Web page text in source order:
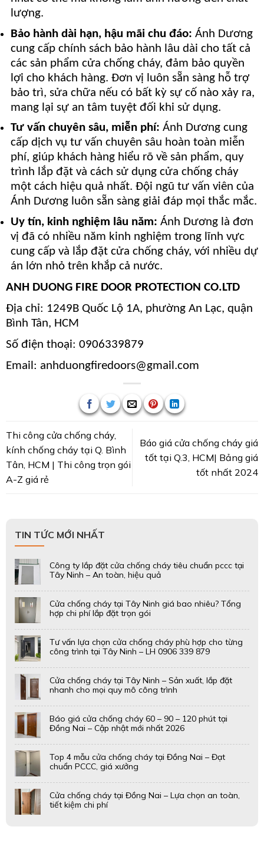
lượng.
Bảo hành dài hạn, hậu mãi chu đáo: Ánh Dương
cung cấp chính sách bảo hành lâu dài cho tất cả
các sản phẩm cửa chống cháy, đảm bảo quyền
lợi cho khách hàng. Đơn vị luôn sẵn sàng hỗ trợ
bảo trì, sửa chữa nếu có bất kỳ sự cố nào xảy ra,
mang lại sự an tâm tuyệt đối khi sử dụng.
Tư vấn chuyên sâu, miễn phí: Ánh Dương cung
cấp dịch vụ tư vấn chuyên sâu hoàn toàn miễn
phí, giúp khách hàng hiểu rõ về sản phẩm, quy
trình lắp đặt và cách sử dụng cửa chống cháy
một cách hiệu quả nhất. Đội ngũ tư vấn viên của
Ánh Dương luôn sẵn sàng giải đáp mọi thắc mắc.
Uy tín, kinh nghiệm lâu năm: Ánh Dương là đơn
vị đã có nhiều năm kinh nghiệm trong lĩnh vực
cung cấp và lắp đặt cửa chống cháy, với nhiều dự
án lớn nhỏ trên khắp cả nước.
ANH DUONG FIRE DOOR PROTECTION CO.LTD
Địa chỉ: 1249B Quốc Lộ 1A, phường An Lạc, quận
Bình Tân, HCM
Số điện thoại: 0906339879
Email: anhduongfiredoors@gmail.com
Thi công cửa chống cháy,
kính chống cháy tại Q. Bình
Tân, HCM | Thi công trọn gói
A-Z giá rẻ
Báo giá cửa chống cháy giá
tốt tại Q.3, HCM| Bảng giá
tốt nhất 2024
TIN TỨC MỚI NHẤT
Công ty lắp đặt cửa chống cháy tiêu chuẩn pccc tại
Tây Ninh – An toàn, hiệu quả
Cửa chống cháy tại Tây Ninh giá bao nhiêu? Tổng
hợp chi phí lắp đặt trọn gói
Tư vấn lựa chọn cửa chống cháy phù hợp cho từng
công trình tại Tây Ninh – LH 0906 339 879
Cửa chống cháy tại Tây Ninh – Sản xuất, lắp đặt
nhanh cho mọi quy mô công trình
Báo giá cửa chống cháy 60 – 90 – 120 phút tại
Đồng Nai – Cập nhật mới nhất 2026
Top 4 mẫu cửa chống cháy tại Đồng Nai – Đạt
chuẩn PCCC, giá xưởng
Cửa chống cháy tại Đồng Nai – Lựa chọn an toàn,
tiết kiệm chi phí